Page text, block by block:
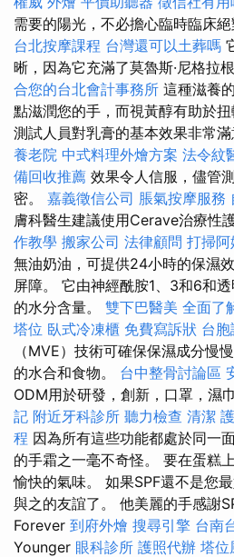
需要的陽光，不必擔心臨時臨床絕
台北按摩課程 台灣還可以土葬嗎
晰，因為它充滿了莫魯斯·尼格拉
合您的台北會計事務所 這種滋養
點滋潤您的手，而視黃醇有助於
測試人員對乳膏的基本效果非常滿
養老院 中式料理外燴方案 法令紋
備回收推薦 效果令人信服，儘管
密。 嘉義徵信公司 脹氣按摩服務
膚科醫生建議使用Cerave治療性
作教學 搬家公司 法律顧問 打掃阿
無油奶油，可提供24小時的保濕
屏障。 它由神經酰胺1、3和6和
的水分含量。 雙下巴醫美 全面了
塔位 臥式冷凍櫃 免費寫訴狀 台胞
（MVE）技術可確保保濕成分慢
的水合和食物。 台中整骨討論區
ODM用於研發，創新，口罩，濕
記 附近牙科診所 聽力檢查 清潔
程 因為所有這些功能都處於同一
的手霜之一毫不奇怪。 要在蛋糕
愉快的氣味。 如果SPF還不是您
與之的友誼了。 他美麗的手感謝
Forever 到府外燴 搜尋引擎 台南
Younger 眼科診所 護照代辦 塔位